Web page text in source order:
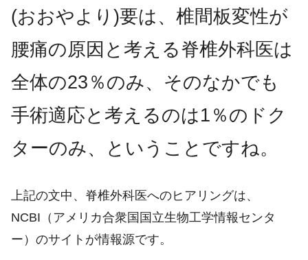
(おおやより)要は、椎間板変性が
腰痛の原因と考える脊椎外科医は
全体の23％のみ、そのなかでも
手術適応と考えるのは1％のドク
ターのみ、ということですね。
上記の文中、脊椎外科医へのヒアリングは、
NCBI（アメリカ合衆国国立生物工学情報センタ
ー）のサイトが情報源です。